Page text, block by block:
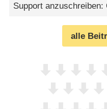
Support
alle